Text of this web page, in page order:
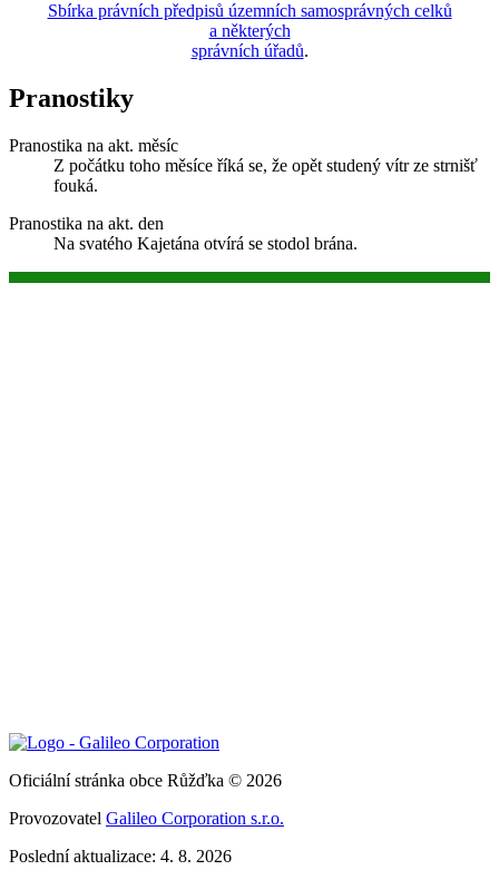
Sbírka právních předpisů územních samosprávných celků
a některých
správních úřadů.
Pranostiky
Pranostika na akt. měsíc
Z počátku toho měsíce říká se, že opět studený vítr ze strnišť
fouká.
Pranostika na akt. den
Na svatého Kajetána otvírá se stodol brána.
Oficiální stránka obce Růžďka © 2026
Provozovatel Galileo Corporation s.r.o.
Poslední aktualizace: 4. 8. 2026